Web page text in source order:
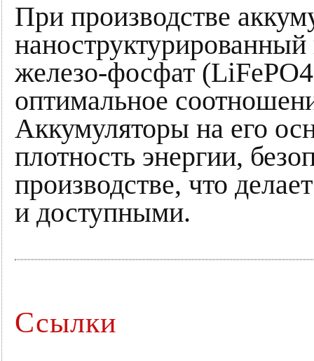
При производстве
железо-фосфат
оптимальное
Аккумуляторы на его
плотность энергии,
производстве, что
и доступными.
Ссылки